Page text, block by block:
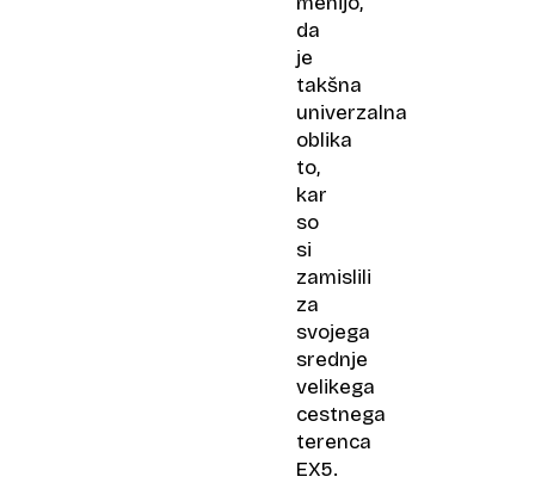
da
je
takšna
univerzalna
oblika
to,
kar
so
si
zamislili
za
svojega
srednje
velikega
cestnega
terenca
EX5.